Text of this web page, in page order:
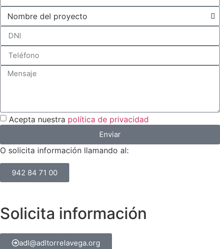
Acepta nuestra política de privacidad
Enviar
O solicita información llamando al:
942 84 71 00
Solicita información
adl@adltorrelavega.org